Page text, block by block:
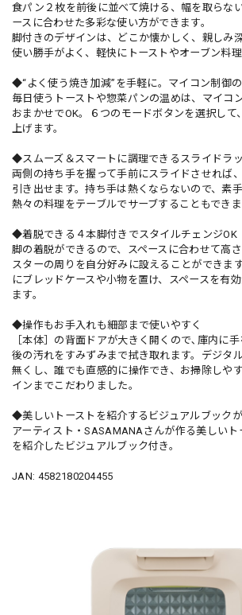
食パン２枚を前後に並べて焼ける、幅を取らな
ースに合わせた多彩な使い方ができます。
脚付きのデザインは、どこか懐かしく、親しみ深
使い勝手がよく、軽快にトーストやオーブン料理
◆“よく使う焼き加減”を手軽に。マイコン制御
毎日使うトーストや惣菜パンの温めは、マイコ
おまかせでOK。６つのモードボタンを選択して
上げます。
◆スムーズ＆スマートに調理できるスライドラ
両側の持ち手を握って手前にスライドさせれば
引き出せます。持ち手は熱くならないので、素
熱々の料理をテーブルでサーブすることもできま
◆着脱できる４本脚付きでスタイルチェンジOK
脚の着脱ができるので、スペースに合わせて高
スターの周りを自分好みに設えることができま
にブレッドケースや小物を置け、スペースを有
ます。
◆操作もお手入れも細部まで使いやすく
［本体］の背面ドアが大きく開くので､庫内に
後の汚れをすみずみまで拭き取れます。デジタ
無くし、誰でも直感的に操作でき、お掃除しや
インまでこだわりました。
◆美しいトーストを紹介するビジュアルブック
アーティスト・SASAMANAさんが作る美しい
を紹介したビジュアルブック付き。
JAN: 4582180204455